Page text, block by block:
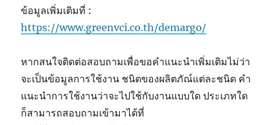
ข้อมูลเพิ่มเติมที่ :
https://www.greenvci.co.th/demargo/
หากสนใจติดต่อสอบถามเพื่อขอคำแนะนำเพิ่มเติมไม่ว่า
จะเป็นข้อมูลการใช้งาน ชนิดของผลิตภัณ์แต่ละชนิด คำ
แนะนำการใช้งานว่าจะไปใช้กับงานแบบใด ประเภทใด
ก็สามารถสอบถามเข้ามาได้ที่